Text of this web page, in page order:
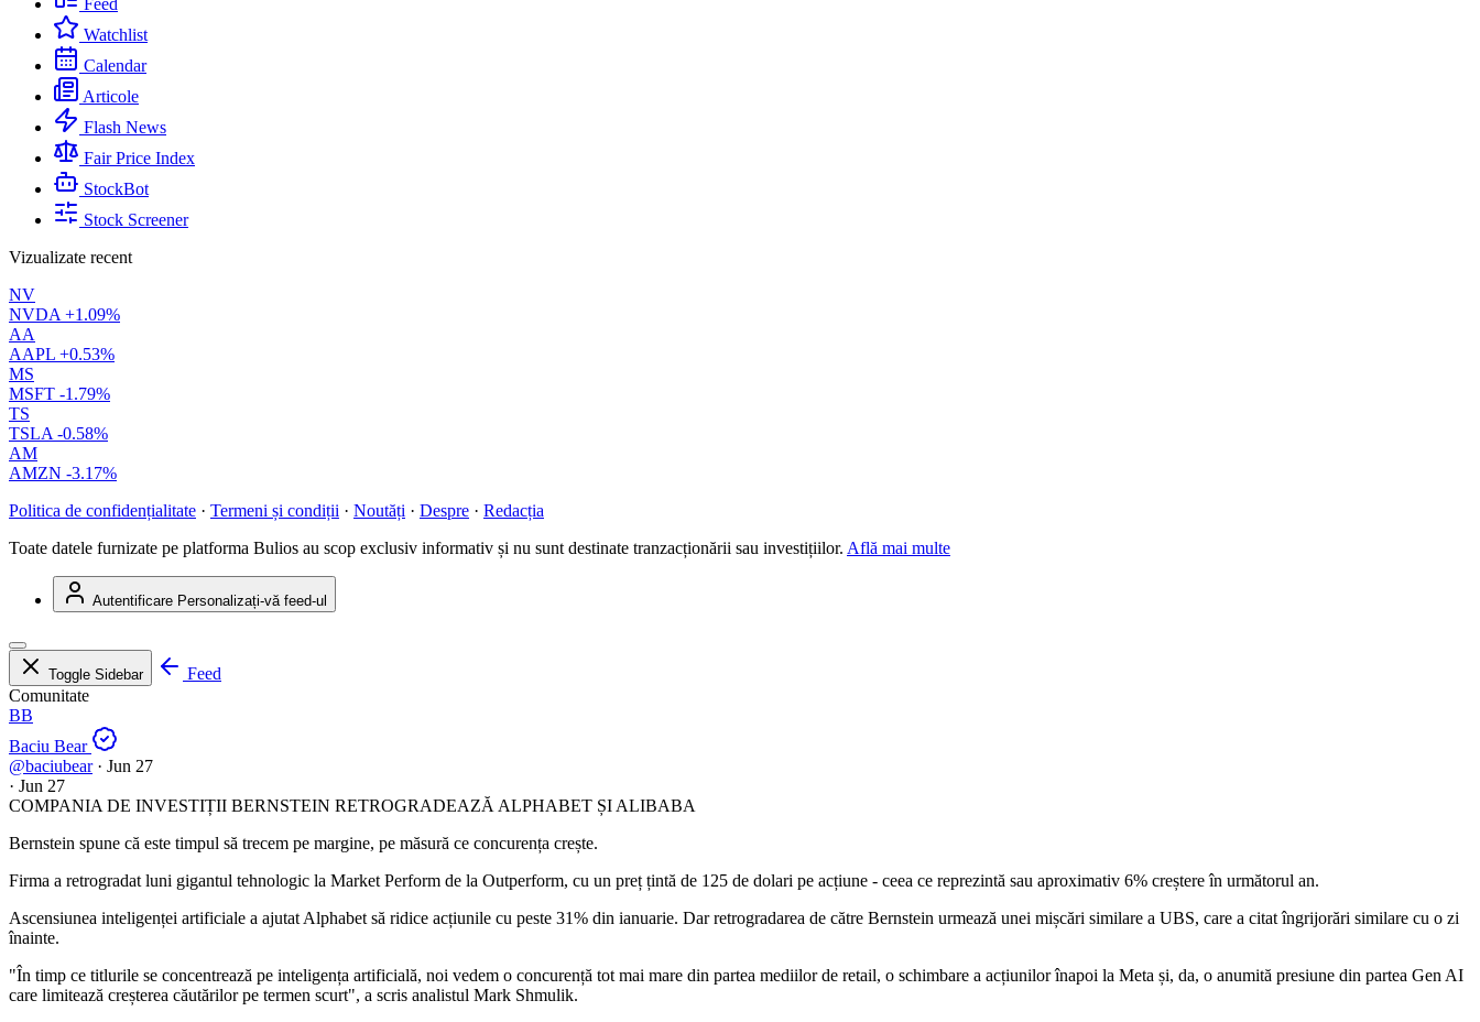
Feed
Watchlist
Calendar
Articole
Flash News
Fair Price Index
StockBot
Stock Screener
Vizualizate recent
NV
NVDA +1.09%
AA
AAPL +0.53%
MS
MSFT -1.79%
TS
TSLA -0.58%
AM
AMZN -3.17%
Politica de confidențialitate · Termeni și condiții · Noutăți · Despre · Redacția
Toate datele furnizate pe platforma Bulios au scop exclusiv informativ și nu sunt destinate tranzacționării sau investițiilor. Află mai multe
Autentificare Personalizați-vă feed-ul
Toggle Sidebar
Feed
Comunitate
BB
Baciu Bear
@baciubear · Jun 27
· Jun 27
COMPANIA DE INVESTIȚII BERNSTEIN RETROGRADEAZĂ ALPHABET ȘI ALIBABA
Bernstein spune că este timpul să trecem pe margine, pe măsură ce concurența crește.
Firma a retrogradat luni gigantul tehnologic la Market Perform de la Outperform, cu un preț țintă de 125 de dolari pe acțiune - ceea ce reprezintă sau aproximativ 6% creștere în următorul an.
Ascensiunea inteligenței artificiale a ajutat Alphabet să ridice acțiunile cu peste 31% din ianuarie. Dar retrogradarea de către Bernstein urmează unei mișcări similare a UBS, care a citat îngrijorări similare cu o zi
înainte.
"În timp ce titlurile se concentrează pe inteligența artificială, noi vedem o concurență tot mai mare din partea mediilor de retail, o schimbare a acțiunilor înapoi la Meta și, da, o anumită presiune din partea Gen AI
care limitează creșterea căutărilor pe termen scurt", a scris analistul Mark Shmulik.